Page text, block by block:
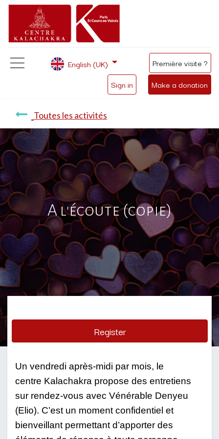
Sign in Make a donation
English (UK) Première visite ?
Toutes les activités
A l'écoute (copie)
Register
Un vendredi après-midi par mois, le
centre Kalachakra propose des entretiens
sur rendez-vous avec Vénérable Denyeu
(Elio). C’est un moment confidentiel et
bienveillant permettant d’apporter des